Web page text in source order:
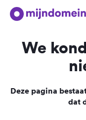
We
Deze pagina
dat